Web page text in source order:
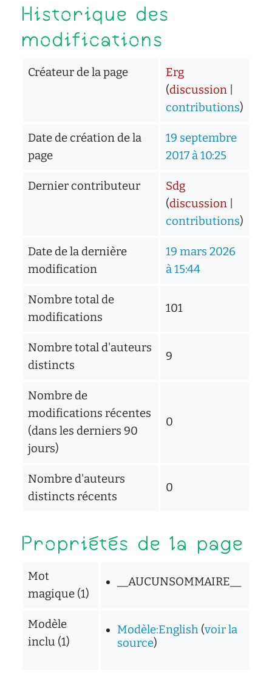
Historique des
modifications
Créateur de la page
Erg
(discussion|
contributions)
Date de création de la
page
19 septembre
2017 à 10:25
Dernier contributeur
Sdg
(discussion|
contributions)
Date de la dernière
modification
19 mars 2026
à 15:44
Nombre total de
modifications
101
Nombre total d'auteurs
distincts
9
Nombre de
modifications récentes
(dans les derniers 90
jours)
0
Nombre d'auteurs
distincts récents
0
Propriétés de la page
Mot
magique (1)
__AUCUNSOMMAIRE__
Modèle
inclu (1)
Modèle:English(voir la
source)